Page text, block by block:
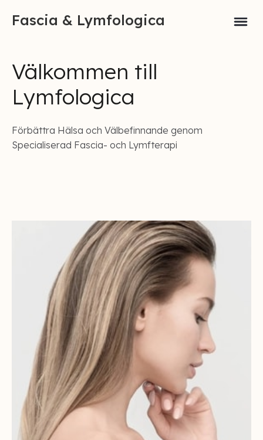
Fascia & Lymfologica
Välkommen till
Lymfologica
Förbättra Hälsa och Välbefinnande genom
Specialiserad Fascia- och Lymfterapi